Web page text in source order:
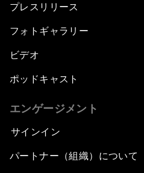
プレスリリース
フォトギャラリー
ビデオ
ポッドキャスト
エンゲージメント
サインイン
パートナー（組織）について